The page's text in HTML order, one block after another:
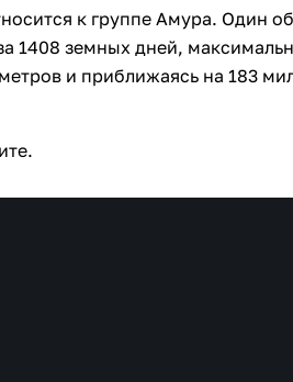
к группе Амура. Один
1408 земных дней,
и приближаясь на 183